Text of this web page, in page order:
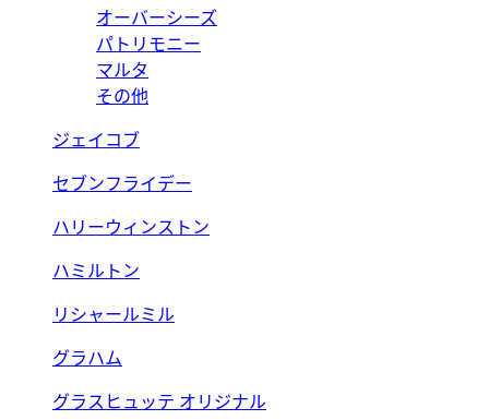
オーバーシーズ
パトリモニー
マルタ
その他
ジェイコブ
セブンフライデー
ハリーウィンストン
ハミルトン
リシャールミル
グラハム
グラスヒュッテ オリジナル